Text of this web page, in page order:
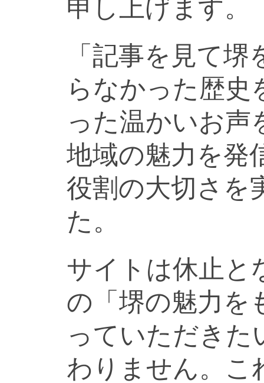
申し上げます。
「記事を見て
らなかった歴史
った温かいお声
地域の魅力を発
役割の大切さを
た。
サイトは休止と
の「堺の魅力を
っていただきた
わりません。こ